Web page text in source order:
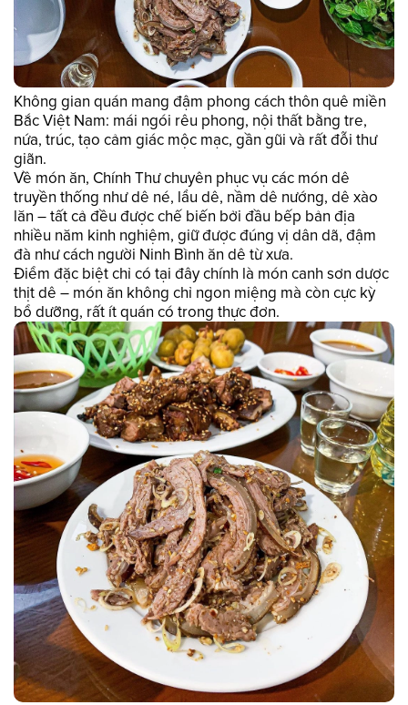
Không gian quán mang đậm phong cách thôn quê miền
Bắc Việt Nam: mái ngói rêu phong, nội thất bằng tre,
nứa, trúc, tạo cảm giác mộc mạc, gần gũi và rất đỗi thư
giãn.
Về món ăn, Chính Thư chuyên phục vụ các món dê
truyền thống như dê né, lẩu dê, nầm dê nướng, dê xào
lăn – tất cả đều được chế biến bởi đầu bếp bản địa
nhiều năm kinh nghiệm, giữ được đúng vị dân dã, đậm
đà như cách người Ninh Bình ăn dê từ xưa.
Điểm đặc biệt chỉ có tại đây chính là món canh sơn dược
thịt dê – món ăn không chỉ ngon miệng mà còn cực kỳ
bổ dưỡng, rất ít quán có trong thực đơn.